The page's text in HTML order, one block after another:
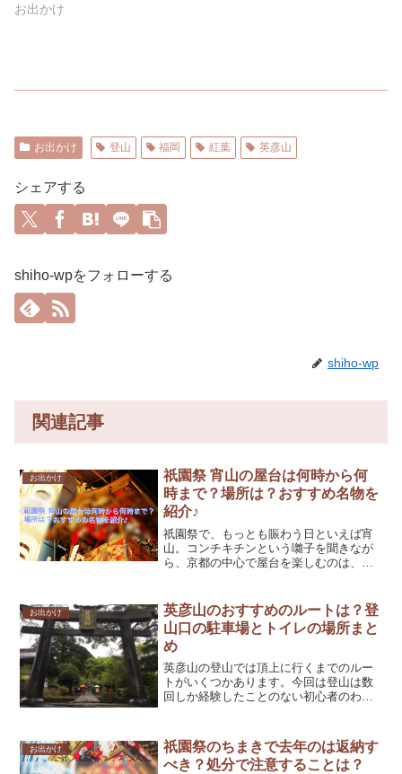
お出かけ
お出かけ 登山 福岡 紅葉 英彦山
シェアする
shiho-wpをフォローする
shiho-wp
関連記事
お出かけ
祇園祭 宵山の屋台は何時から何
時まで？場所は？おすすめ名物を
紹介♪
祇園祭で、もっとも賑わう日といえば宵
山。コンチキチンという囃子を聞きなが
ら、京都の中心で屋台を楽しむのは、他
てまとめました。・時間・場所・おすす
めの屋台について(マジで...
お出かけ
英彦山のおすすめのルートは？登
山口の駐車場とトイレの場所まと
め
英彦山の登山では頂上に行くまでのルー
トがいくつかあります。今回は登山は数
回しか経験したことのない初心者のわた
登山口の駐車場とトイレの場所もまとめ
ています。
お出かけ
祇園祭のちまきで去年のは返納す
べき？処分で注意することは？